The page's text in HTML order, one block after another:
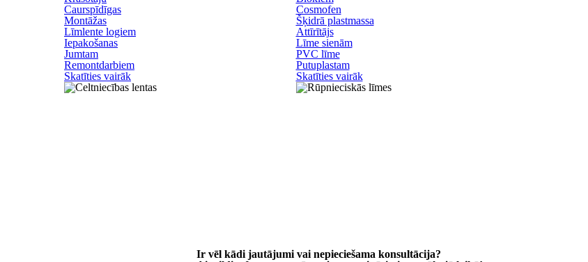
Caurspīdīgas
Montāžas
Līmlente logiem
Iepakošanas
Jumtam
Remontdarbiem
Skatīties vairāk
Cosmofen
Šķidrā plastmassa
Attīrītājs
Līme sienām
PVC līme
Putuplastam
Skatīties vairāk
Ir vēl kādi jautājumi vai nepieciešama konsultācija?